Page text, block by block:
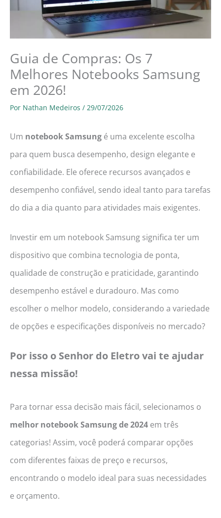
Guia de Compras: Os 7
Melhores Notebooks Samsung
em 2026!
Por Nathan Medeiros / 29/07/2026
Um notebook Samsung é uma excelente escolha
para quem busca desempenho, design elegante e
confiabilidade. Ele oferece recursos avançados e
desempenho confiável, sendo ideal tanto para tarefas
do dia a dia quanto para atividades mais exigentes.
Investir em um notebook Samsung significa ter um
dispositivo que combina tecnologia de ponta,
qualidade de construção e praticidade, garantindo
desempenho estável e duradouro. Mas como
escolher o melhor modelo, considerando a variedade
de opções e especificações disponíveis no mercado?
Por isso o Senhor do Eletro vai te ajudar
nessa missão!
Para tornar essa decisão mais fácil, selecionamos o
melhor notebook Samsung de 2024 em três
categorias! Assim, você poderá comparar opções
com diferentes faixas de preço e recursos,
encontrando o modelo ideal para suas necessidades
e orçamento.